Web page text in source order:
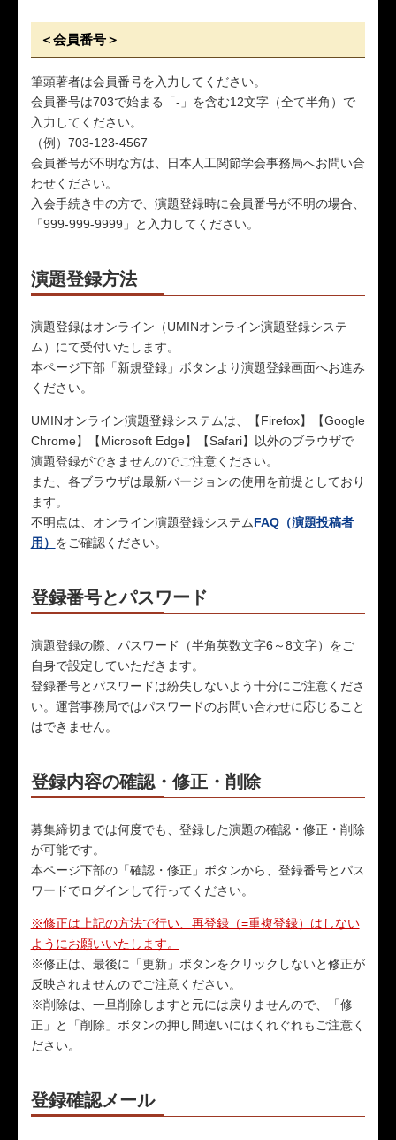
＜会員番号＞
筆頭著者は会員番号を入力してください。
会員番号は703で始まる「-」を含む12文字（全て半角）で
入力してください。
（例）703-123-4567
会員番号が不明な方は、日本人工関節学会事務局へお問い合
わせください。
入会手続き中の方で、演題登録時に会員番号が不明の場合、
「999-999-9999」と入力してください。
演題登録方法
演題登録はオンライン（UMINオンライン演題登録システ
ム）にて受付いたします。
本ページ下部「新規登録」ボタンより演題登録画面へお進み
ください。
UMINオンライン演題登録システムは、【Firefox】【Google
Chrome】【Microsoft Edge】【Safari】以外のブラウザで
演題登録ができませんのでご注意ください。
また、各ブラウザは最新バージョンの使用を前提としており
ます。
不明点は、オンライン演題登録システムFAQ（演題投稿者
用） をご確認ください。
登録番号とパスワード
演題登録の際、パスワード（半角英数文字6～8文字）をご
自身で設定していただきます。
登録番号とパスワードは紛失しないよう十分にご注意くださ
い。運営事務局ではパスワードのお問い合わせに応じること
はできません。
登録内容の確認・修正・削除
募集締切までは何度でも、登録した演題の確認・修正・削除
が可能です。
本ページ下部の「確認・修正」ボタンから、登録番号とパス
ワードでログインして行ってください。
※修正は上記の方法で行い、再登録（=重複登録）はしない
ようにお願いいたします。
※修正は、最後に「更新」ボタンをクリックしないと修正が
反映されませんのでご注意ください。
※削除は、一旦削除しますと元には戻りませんので、「修
正」と「削除」ボタンの押し間違いにはくれぐれもご注意く
ださい。
登録確認メール